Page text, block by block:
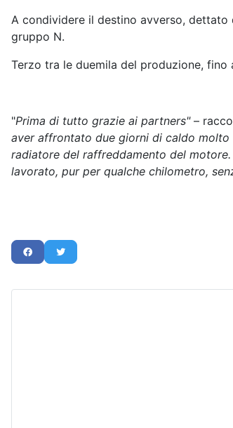
A condividere il destino avverso, dettato
gruppo N.
Terzo tra le duemila del produzione,
"Prima di tutto grazie ai partners" –
aver affrontato due giorni di caldo
radiatore del raffreddamento del
lavorato, pur per qualche chilometro,